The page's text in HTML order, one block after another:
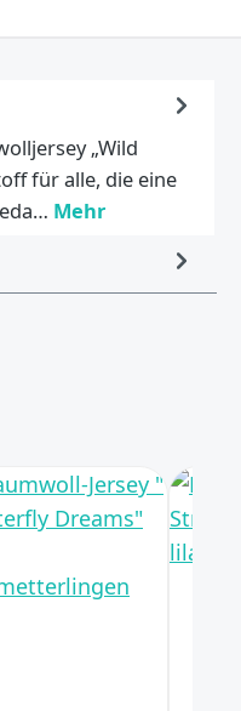
„Wild
für alle, die eine
Mehr